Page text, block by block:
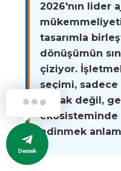
2026'nın lider
mükemmeliyeti
tasarımla
dönüşümün
çiziyor.
seçimi,
olmak değil,
ekosisteminde
edinmek
Destek